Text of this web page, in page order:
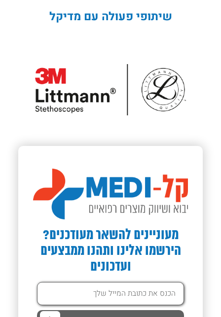
שיתופי פעולה עם מדיקל
מעוניינים להשאר מעודכנים?
הירשמו אלינו ותהנו ממבצעים
ועדכונים